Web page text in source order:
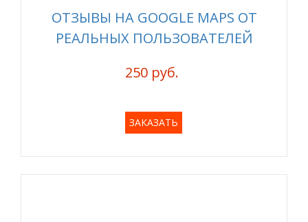
ОТЗЫВЫ НА GOOGLE MAPS ОТ
РЕАЛЬНЫХ ПОЛЬЗОВАТЕЛЕЙ
250 руб.
ЗАКАЗАТЬ